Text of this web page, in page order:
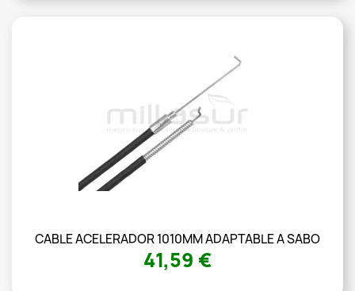
CABLE ACELERADOR 1010MM ADAPTABLE A SABO
41,59 €